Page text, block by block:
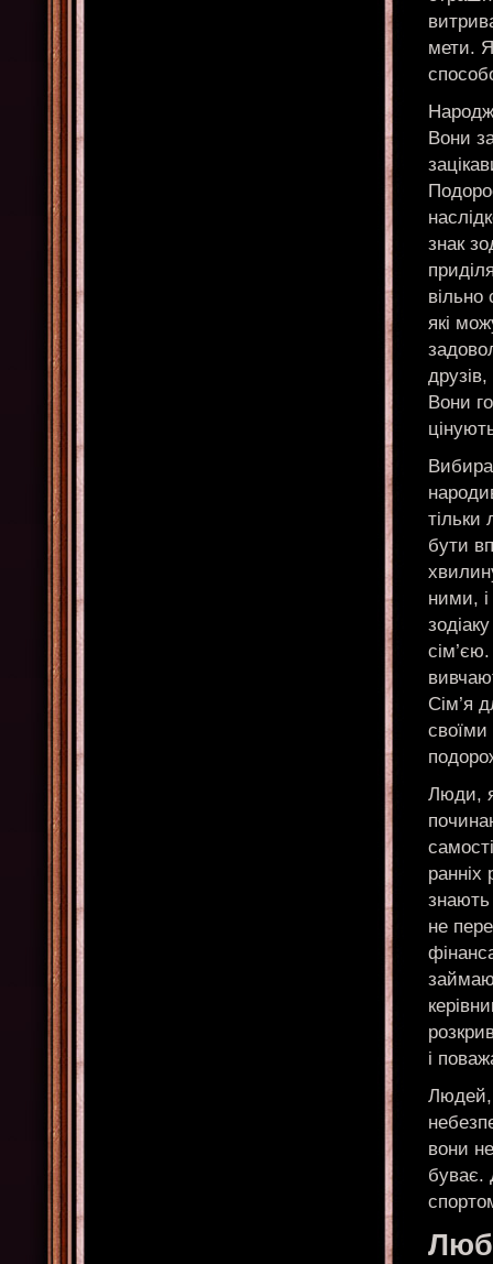
мети.
Вони
знак
вільно
які
Вони
тільки
бути
ними,
Сім’я
Люди,
ранніх
не
і
Людей,
вони
буває.